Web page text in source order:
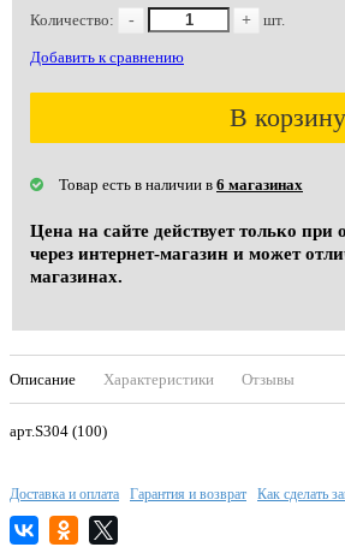
Количество: - + шт.
Добавить к сравнению
В корзину
Товар есть в наличии в 6 магазинах
Цена на сайте действует только при
через интернет-магазин и может
магазинах.
Описание Характеристики Отзывы
арт.S304 (100)
Доставка и оплата Гарантия и возврат Как сделать